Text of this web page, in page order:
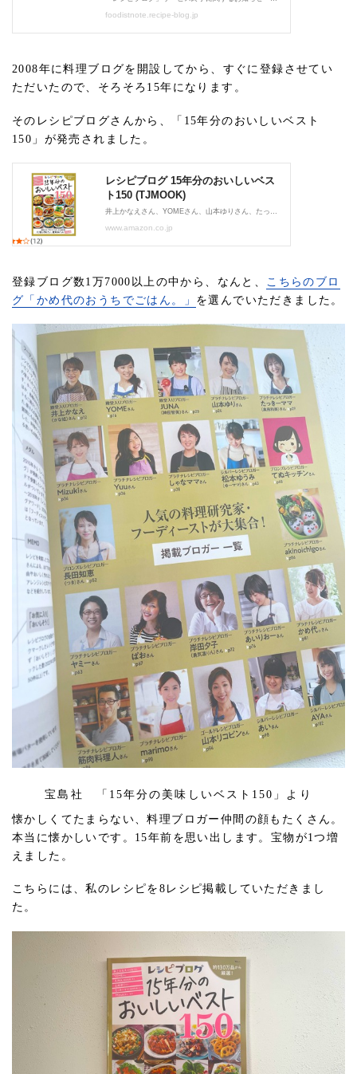
2008年に料理ブログを開設してから、すぐに登録させてい
ただいたので、そろそろ15年になります。
そのレシピブログさんから、「15年分のおいしいベスト
150」が発売されました。
登録ブログ数1万7000以上の中から、なんと、
こちらのブロ
グ「かめ代のおうちでごはん。」 を選んでいただきました。
宝島社 「15年分の美味しいベスト150」より
懐かしくてたまらない、料理ブロガー仲間の顔もたくさん。
本当に懐かしいです。15年前を思い出します。宝物が1つ増
えました。
こちらには、私のレシピを8レシピ掲載していただきまし
た。